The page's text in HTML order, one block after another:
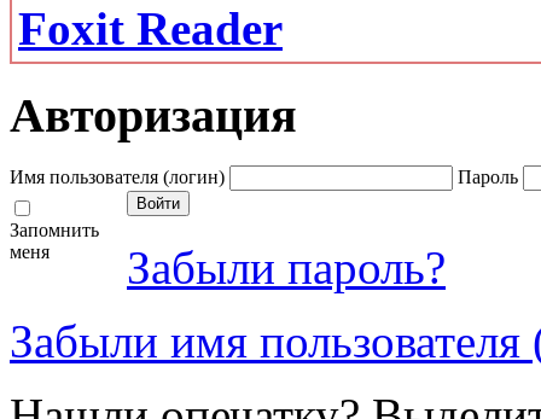
Foxit Reader
Авторизация
Имя пользователя (логин) Пароль
Запомнить
меня
Забыли пароль?
Забыли имя пользователя